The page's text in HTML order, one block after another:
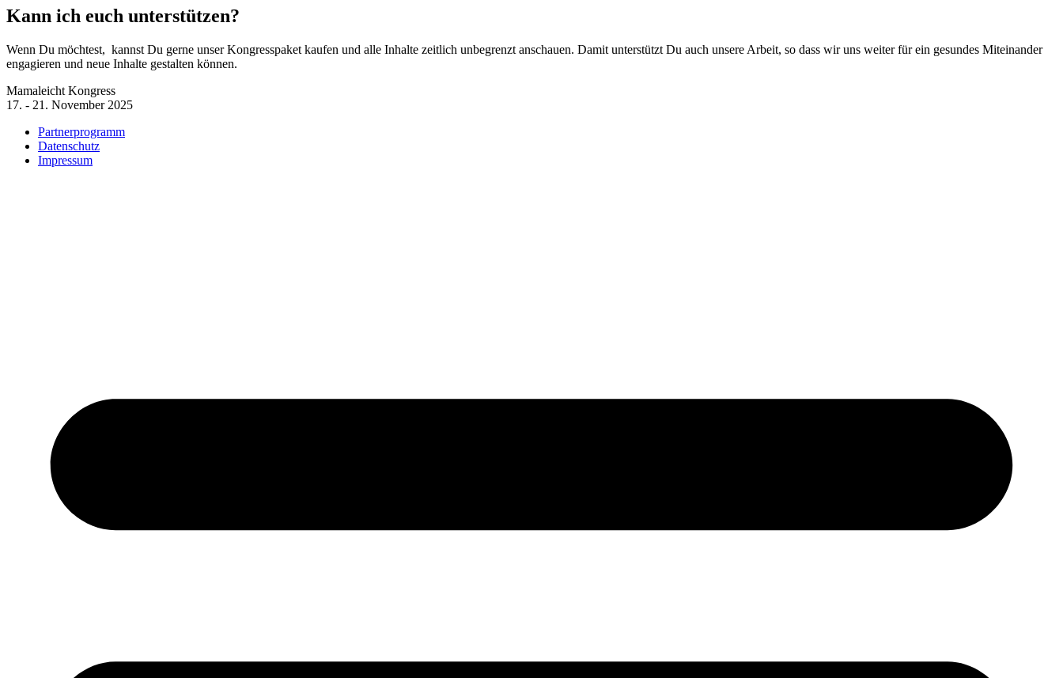
Kann ich euch unterstützen?
Wenn Du möchtest, kannst Du gerne unser Kongresspaket kaufen und alle Inhalte zeitlich unbegrenzt anschauen. Damit unterstützt Du auch unsere Arbeit, so dass wir uns weiter für ein gesundes Miteinander
engagieren und neue Inhalte gestalten können.
Mamaleicht Kongress
17. - 21. November 2025
Partnerprogramm
Datenschutz
Impressum